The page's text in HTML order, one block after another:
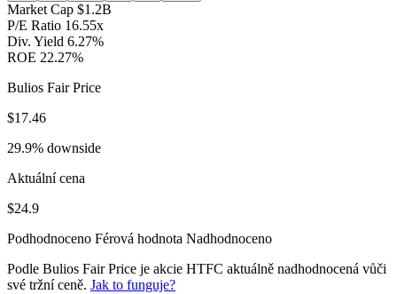
Market Cap $1.2B
P/E Ratio 16.55x
Div. Yield 6.27%
ROE 22.27%
Bulios Fair Price
$17.46
29.9% downside
Aktuální cena
$24.9
Podhodnoceno Férová hodnota Nadhodnoceno
Podle Bulios Fair Price je akcie HTFC aktuálně nadhodnocená vůči
své tržní ceně. Jak to funguje?